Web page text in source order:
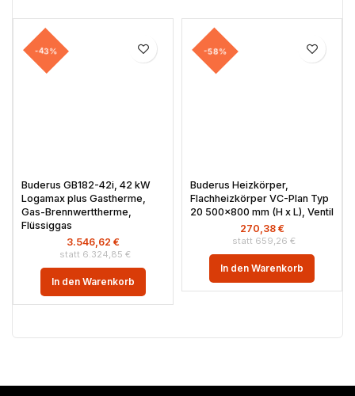
-43%
Buderus GB182-42i, 42 kW
Logamax plus Gastherme,
Gas-Brennwerttherme,
Flüssiggas
6.324,85 €
3.546,62 €
In den Warenkorb
-58%
Buderus Heizkörper,
Flachheizkörper VC-Plan Typ
20 500×800 mm (H x L), Ventil
659,26 €
270,38 €
In den Warenkorb